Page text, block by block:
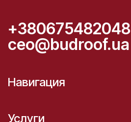
+380675482048
ceo@budroof.ua
Навигация
Услуги